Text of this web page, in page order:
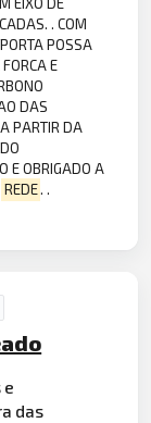
EIXO DE
. COM
POSSA
E
DAS
PARTIR DA
E OBRIGADO A
REDE. .
e
das